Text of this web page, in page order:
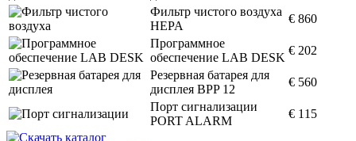
Фильтр чистого воздуха
HEPA
€ 860
Программное
обеспечение LAB DESK
€ 202
Резервная батарея для
дисплея BPP 12
€ 560
Порт сигнализации
PORT ALARM
€ 115